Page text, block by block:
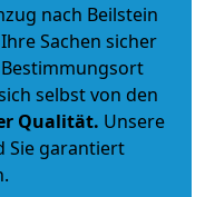
nach Beilstein
Sachen sicher
selbst von den
Qualität. Unsere
Sie garantiert